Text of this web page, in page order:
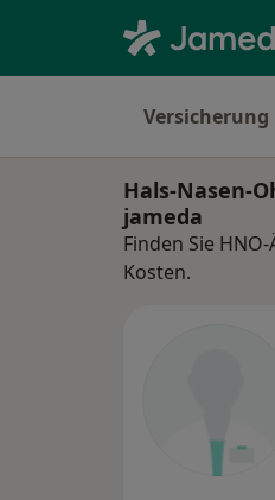
Versicherung
Hals-Nasen-
jameda
Finden Sie
Kosten.